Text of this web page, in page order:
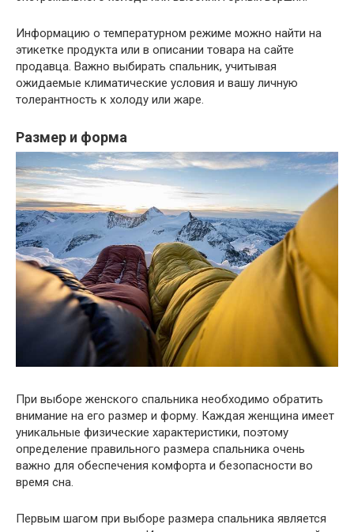
Информацию о температурном режиме можно найти на
этикетке продукта или в описании товара на сайте
продавца. Важно выбирать спальник, учитывая
ожидаемые климатические условия и вашу личную
толерантность к холоду или жаре.
Размер и форма
При выборе женского спальника необходимо обратить
внимание на его размер и форму. Каждая женщина имеет
уникальные физические характеристики, поэтому
определение правильного размера спальника очень
важно для обеспечения комфорта и безопасности во
время сна.
Первым шагом при выборе размера спальника является